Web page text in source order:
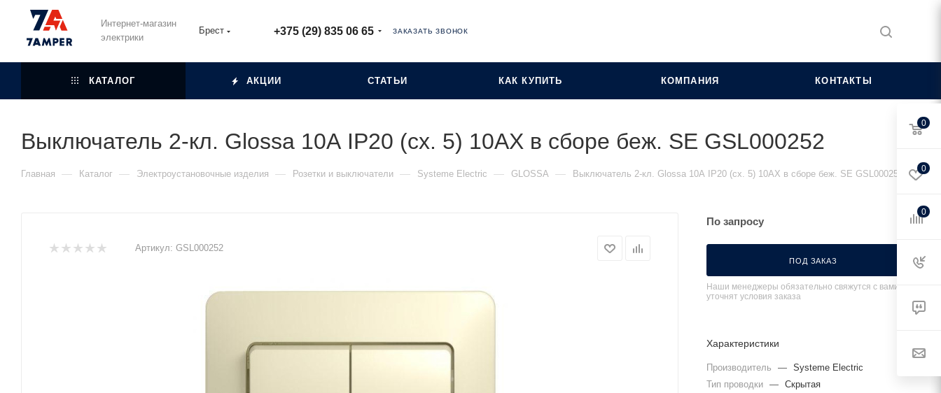
Интернет-магазин
электрики
Брест +375 (29) 835 06 65 ЗАКАЗАТЬ ЗВОНОК
КАТАЛОГ АКЦИИ СТАТЬИ КАК КУПИТЬ КОМПАНИЯ КОНТАКТЫ
Выключатель 2-кл. Glossa 10А IP20 (сх. 5) 10AX в сборе беж. SE GSL000252
Главная — Каталог — Электроустановочные изделия — Розетки и выключатели — Systeme Electric — GLOSSA — Выключатель 2-кл. Glossa 10А IP20 (сх. 5) 10AX в сборе беж. SE GSL000252
Артикул: GSL000252
По запросу
ПОД ЗАКАЗ
Наши менеджеры обязательно свяжутся с вами и
уточнят условия заказа
Характеристики
Производитель — Systeme Electric
Тип проводки — Скрытая
0
0
0